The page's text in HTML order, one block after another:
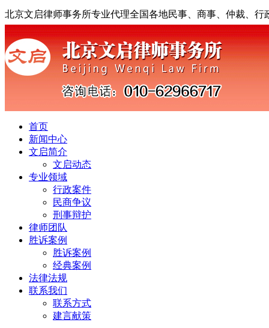
北京文启律师事务所专业代理全国各地民事、商事、仲裁、行
首页
新闻中心
文启简介
文启动态
专业领域
行政案件
民商争议
刑事辩护
律师团队
胜诉案例
胜诉案例
经典案例
法律法规
联系我们
联系方式
建言献策